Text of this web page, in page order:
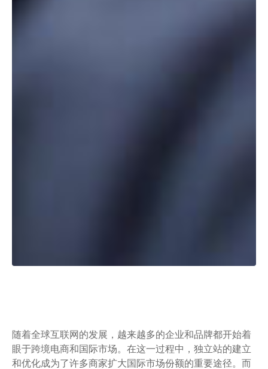
随着全球互联网的发展，越来越多的企业和品牌都开始着
眼于跨境电商和国际市场。在这一过程中，独立站的建立
和优化成为了许多商家扩大国际市场份额的重要途径。而